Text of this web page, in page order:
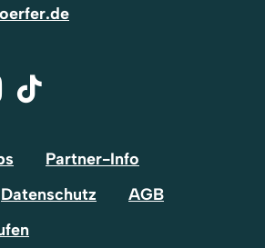
Tik-
Partner-Info
Datenschutz
AGB